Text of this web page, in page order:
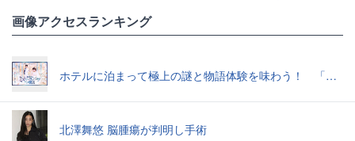
画像アクセスランキング
ホテルに泊まって極上の謎と物語体験を味わう！ 「真夜中のミステリーウェディングからの脱出」で“超没入”体験してきた
北澤舞悠 脳腫瘍が判明し手術